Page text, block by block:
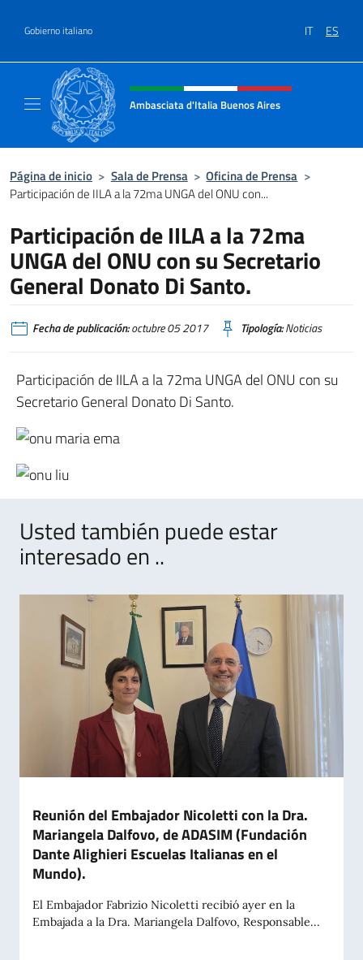
Gobierno italiano IT ES
Encabezado del sitio web,
Ambasciata d'Italia Buenos Aires
Página de inicio > Sala de Prensa > Oficina de Prensa >
Participación de IILA a la 72ma UNGA del ONU con...
Participación de IILA a la 72ma
UNGA del ONU con su Secretario
General Donato Di Santo.
Fecha de publicación:octubre 05 2017 Tipología:Noticias
Participación de IILA a la 72ma UNGA del ONU con su
Secretario General Donato Di Santo.
Usted también puede estar
interesado en ..
Reunión del Embajador Nicoletti con la Dra.
Mariangela Dalfovo, de ADASIM (Fundación
Dante Alighieri Escuelas Italianas en el
Mundo).
El Embajador Fabrizio Nicoletti recibió ayer en la
Embajada a la Dra. Mariangela Dalfovo, Responsable...